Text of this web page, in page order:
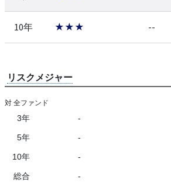
10年 ★★★ --
リスクメジャー
対 全ファンド
3年 -
5年 -
10年 -
総合 -